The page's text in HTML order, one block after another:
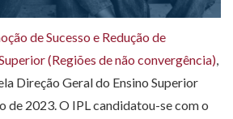
de Sucesso e Redução de
(Regiões de não convergência),
Direção Geral do Ensino Superior
de 2023. O IPL candidatou-se com o